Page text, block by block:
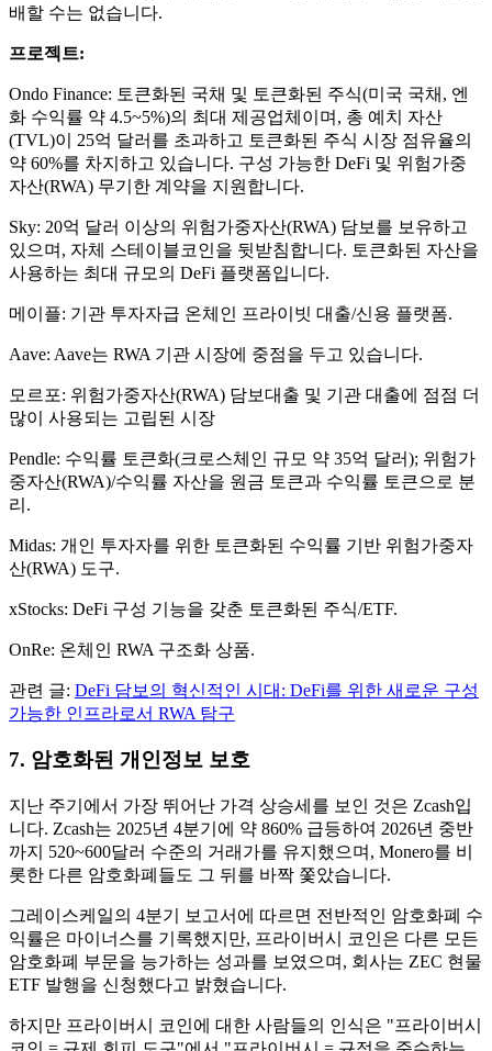
배할 수는 없습니다.
프로젝트:
Ondo Finance: 토큰화된 국채 및 토큰화된 주식(미국 국채, 엔
화 수익률 약 4.5~5%)의 최대 제공업체이며, 총 예치 자산
(TVL)이 25억 달러를 초과하고 토큰화된 주식 시장 점유율의
약 60%를 차지하고 있습니다. 구성 가능한 DeFi 및 위험가중
자산(RWA) 무기한 계약을 지원합니다.
Sky: 20억 달러 이상의 위험가중자산(RWA) 담보를 보유하고
있으며, 자체 스테이블코인을 뒷받침합니다. 토큰화된 자산을
사용하는 최대 규모의 DeFi 플랫폼입니다.
메이플: 기관 투자자급 온체인 프라이빗 대출/신용 플랫폼.
Aave: Aave는 RWA 기관 시장에 중점을 두고 있습니다.
모르포: 위험가중자산(RWA) 담보대출 및 기관 대출에 점점 더
많이 사용되는 고립된 시장
Pendle: 수익률 토큰화(크로스체인 규모 약 35억 달러); 위험가
중자산(RWA)/수익률 자산을 원금 토큰과 수익률 토큰으로 분
리.
Midas: 개인 투자자를 위한 토큰화된 수익률 기반 위험가중자
산(RWA) 도구.
xStocks: DeFi 구성 기능을 갖춘 토큰화된 주식/ETF.
OnRe: 온체인 RWA 구조화 상품.
관련 글: DeFi 담보의 혁신적인 시대: DeFi를 위한 새로운 구성
가능한 인프라로서 RWA 탐구
7. 암호화된 개인정보 보호
지난 주기에서 가장 뛰어난 가격 상승세를 보인 것은 Zcash입
니다. Zcash는 2025년 4분기에 약 860% 급등하여 2026년 중반
까지 520~600달러 수준의 거래가를 유지했으며, Monero를 비
롯한 다른 암호화폐들도 그 뒤를 바짝 쫓았습니다.
그레이스케일의 4분기 보고서에 따르면 전반적인 암호화폐 수
익률은 마이너스를 기록했지만, 프라이버시 코인은 다른 모든
암호화폐 부문을 능가하는 성과를 보였으며, 회사는 ZEC 현물
ETF 발행을 신청했다고 밝혔습니다.
하지만 프라이버시 코인에 대한 사람들의 인식은 "프라이버시